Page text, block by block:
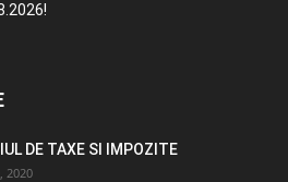
DE TAXE SI IMPOZITE
2020